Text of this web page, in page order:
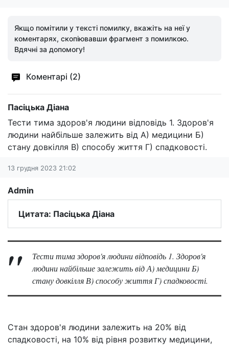
Якщо помітили у тексті помилку, вкажіть на неї у
коментарях, скопіювавши фрагмент з помилкою.
Вдячні за допомогу!
Коментарі (2)
Пасіцька Діана
Тести тима здоров'я людини відповідь 1. Здоров'я
людини найбільше залежить від А) медицини Б)
стану довкілля В) способу життя Г) спадковості.
13 грудня 2023 21:02
Admin
Цитата: Пасіцька Діана
Тести тима здоров'я людини відповідь 1. Здоров'я
людини найбільше залежить від А) медицини Б)
стану довкілля В) способу життя Г) спадковості.
Стан здоров'я людини залежить на 20% від
спадковості, на 10% від рівня розвитку медицини,